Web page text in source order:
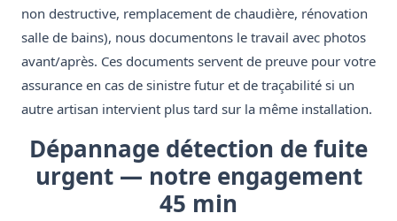
non destructive, remplacement de chaudière, rénovation
salle de bains), nous documentons le travail avec photos
avant/après. Ces documents servent de preuve pour votre
assurance en cas de sinistre futur et de traçabilité si un
autre artisan intervient plus tard sur la même installation.
Dépannage détection de fuite
urgent — notre engagement
45 min